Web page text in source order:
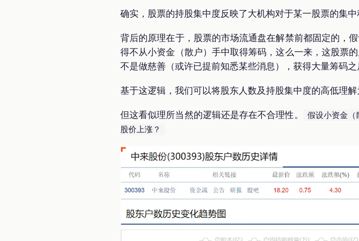
确实，股票的持股集中度反映了大机构对于某一股票的集中
背后的原理在于，股票的市场流通盘在解禁前都固定的，
得不从小资金（散户）手中取得筹码，这么一来，这股票
不是做慈善（或许已提前知悉某些消息），获得大量筹码
基于这逻辑，我们可以将股东人数及持股集中度的高低理解
但这看似理所当然的逻辑还是存在不合理性。
假设小资金（
股价上涨？